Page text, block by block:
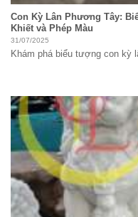
Con Kỳ Lân Phương Tây:
Khiết và Phép Màu
31/07/2025
Khám phá biểu tượng con kỳ